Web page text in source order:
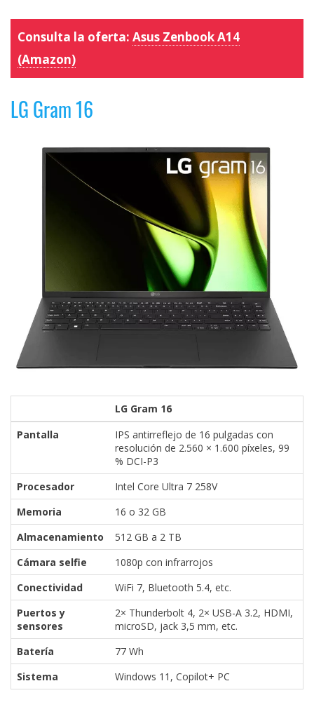
Consulta la oferta: Asus Zenbook A14
(Amazon)
LG Gram 16
LG Gram 16
Pantalla
IPS antirreflejo de 16 pulgadas con
resolución de 2.560 × 1.600 píxeles, 99
% DCI-P3
Procesador
Intel Core Ultra 7 258V
Memoria
16 o 32 GB
Almacenamiento
512 GB a 2 TB
Cámara selfie
1080p con infrarrojos
Conectividad
WiFi 7, Bluetooth 5.4, etc.
Puertos y
sensores
2× Thunderbolt 4, 2× USB-A 3.2, HDMI,
microSD, jack 3,5 mm, etc.
Batería
77 Wh
Sistema
Windows 11, Copilot+ PC